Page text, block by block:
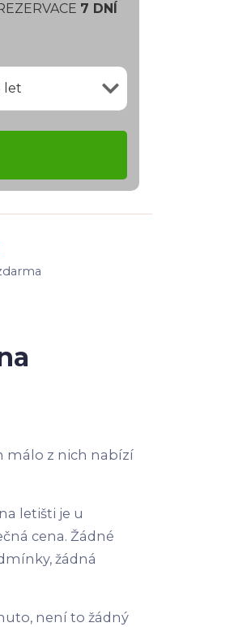
7 DNÍ
let
málo z nich nabízí
letišti je u
cena. Žádné
žádná
není to žádný